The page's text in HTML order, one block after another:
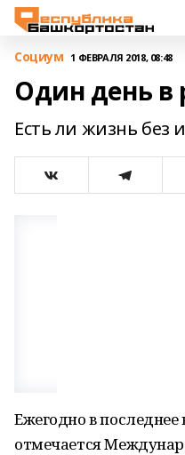
Cоциум 1 ФЕВРАЛЯ 2018, 08:48
Один день в
Есть ли жизнь без
Ежегодно в последнее
отмечается